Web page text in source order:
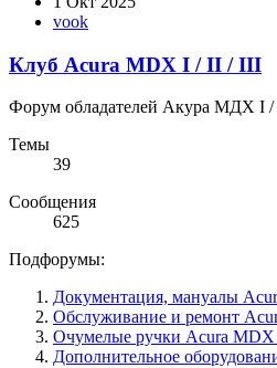
vook
Клуб Acura MDX I / II / III
Форум обладателей Акура МДХ I
Темы
39
Сообщения
625
Подфорумы:
Документация, мануалы
Обслуживание и ремонт
Очумелые ручки Acura
Дополнительное